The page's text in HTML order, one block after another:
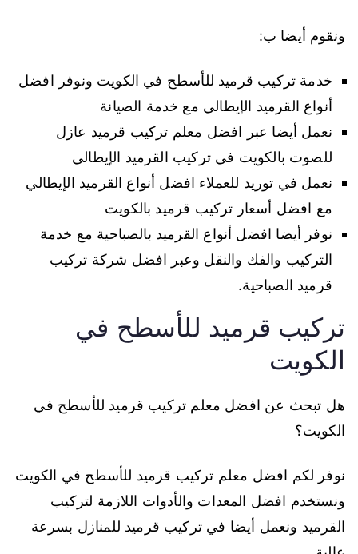
ونقوم أيضا ب:
خدمة تركيب قرميد للأسطح في الكويت ونوفر افضل
أنواع القرميد الإيطالي مع خدمة الصيانة
نعمل أيضا عبر افضل معلم تركيب قرميد عازل
للصوت بالكويت في تركيب القرميد الإيطالي
نعمل في توريد للعملاء افضل أنواع القرميد الإيطالي
مع افضل أسعار تركيب قرميد بالكويت
نوفر أيضا افضل أنواع القرميد بالصباحية مع خدمة
التركيب والفك والنقل وعبر افضل شركة تركيب
قرميد الصباحية.
تركيب قرميد للأسطح في
الكويت
هل تبحث عن افضل معلم تركيب قرميد للأسطح في
الكويت؟
نوفر لكم افضل معلم تركيب قرميد للأسطح في الكويت
ونستخدم افضل المعدات والأدوات اللازمة لتركيب
القرميد ونعمل أيضا في تركيب قرميد للمنازل بسرعة